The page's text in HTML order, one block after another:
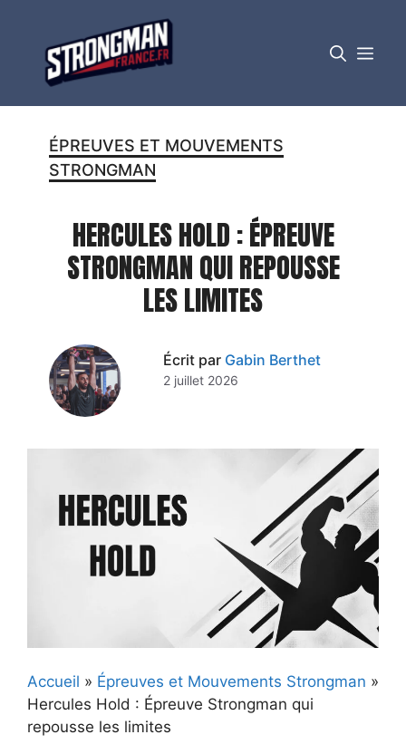
contenu
ÉPREUVES ET MOUVEMENTS
STRONGMAN
HERCULES HOLD : ÉPREUVE
STRONGMAN QUI REPOUSSE
LES LIMITES
Écrit par Gabin Berthet
2 juillet 2026
Accueil » Épreuves et Mouvements Strongman »
Hercules Hold : Épreuve Strongman qui
repousse les limites